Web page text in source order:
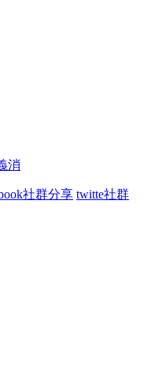
消
社群分享 twitte社群